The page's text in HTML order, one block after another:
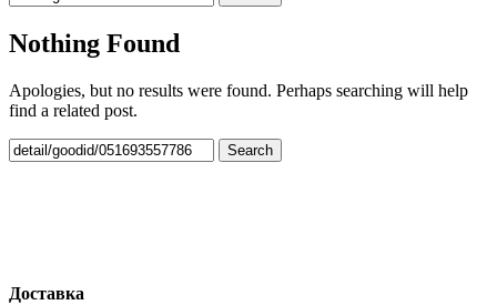
Nothing Found
Apologies, but no results were found. Perhaps searching will help
find a related post.
Search
Доставка